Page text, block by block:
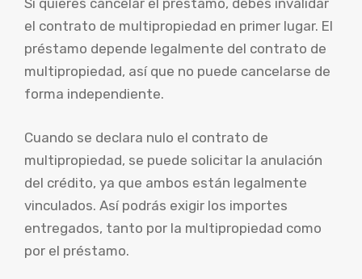
Si quieres cancelar el préstamo, debes invalidar
el contrato de multipropiedad en primer lugar. El
préstamo depende legalmente del contrato de
multipropiedad, así que no puede cancelarse de
forma independiente.
Cuando se declara nulo el contrato de
multipropiedad, se puede solicitar la anulación
del crédito, ya que ambos están legalmente
vinculados. Así podrás exigir los importes
entregados, tanto por la multipropiedad como
por el préstamo.